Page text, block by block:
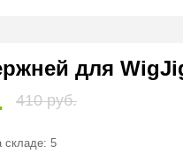
для
410 руб.
складе: 5